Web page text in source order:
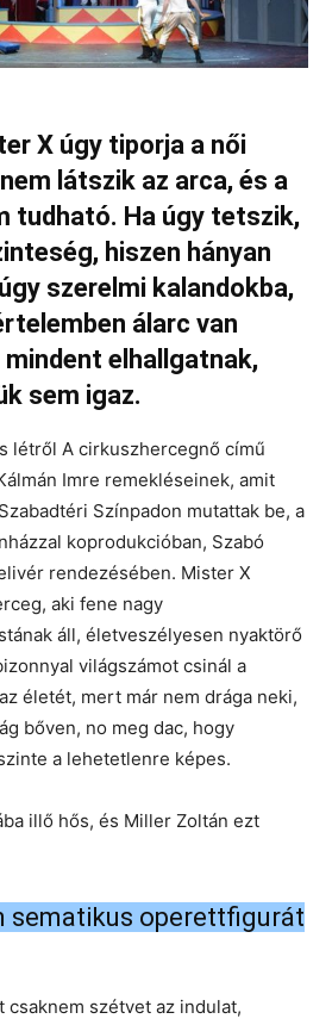
X úgy tiporja a női
látszik az arca, és a
tudható. Ha úgy tetszik,
hiszen hányan
szerelmi kalandokba,
álarc van
elhallgatnak,
sem igaz.
létről A cirkuszhercegnő című
Imre remekléseinek, amit
Színpadon mutattak be, a
koprodukcióban, Szabó
rendezésében. Mister X
aki fene nagy
áll, életveszélyesen nyaktörő
világszámot csinál a
életét, mert már nem drága neki,
bőven, no meg dac, hogy
a lehetetlenre képes.
illő hős, és Miller Zoltán ezt
sematikus operettfigurát
csaknem szétvet az indulat,